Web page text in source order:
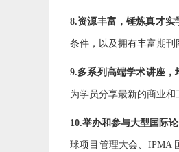
8.资源丰富，锤炼真才实
条件，以及拥有丰富期
9.多系列高端学术讲座，
为学员分享最新的商业
10.举办和参与大型国际
球项目管理大会、IPMA